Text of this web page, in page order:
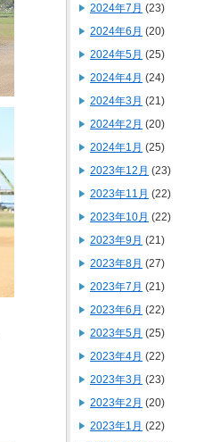
2024年7月 (23)
2024年6月 (20)
2024年5月 (25)
2024年4月 (24)
2024年3月 (21)
2024年2月 (20)
2024年1月 (25)
2023年12月 (23)
2023年11月 (22)
2023年10月 (22)
2023年9月 (21)
2023年8月 (27)
2023年7月 (21)
2023年6月 (22)
2023年5月 (25)
2023年4月 (22)
2023年3月 (23)
2023年2月 (20)
2023年1月 (22)